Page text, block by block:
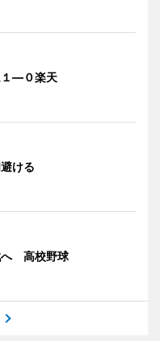
１―０楽天
ける
へ 高校野球